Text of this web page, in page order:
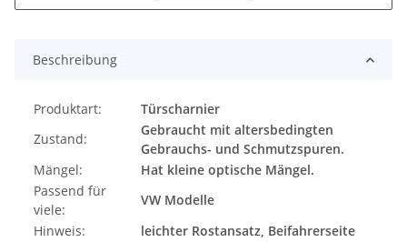
Beschreibung
Produktart:
Türscharnier
Zustand:
Gebraucht mit altersbedingten
Gebrauchs- und Schmutzspuren.
Mängel:
Hat kleine optische Mängel.
Passend für
viele:
VW Modelle
Hinweis:
leichter Rostansatz, Beifahrerseite